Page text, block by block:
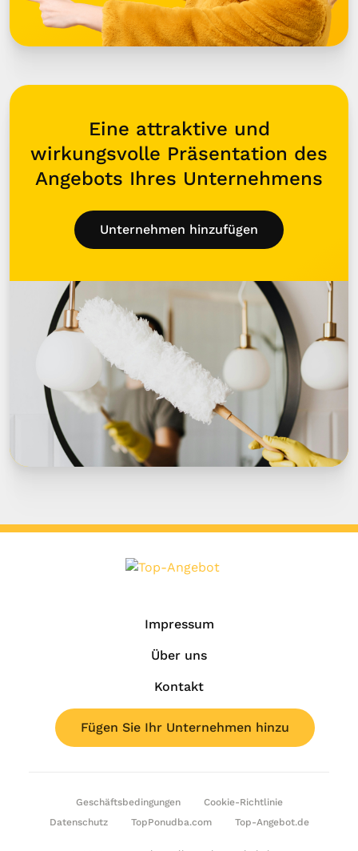
Eine attraktive und
wirkungsvolle Präsentation des
Angebots Ihres Unternehmens
Unternehmen hinzufügen
Impressum
Über uns
Kontakt
Fügen Sie Ihr Unternehmen hinzu
Geschäftsbedingungen
Cookie-Richtlinie
Datenschutz
TopPonudba.com Top-Angebot.de